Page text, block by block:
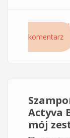
Czytaj dalej
komentarz
Actyva
mój